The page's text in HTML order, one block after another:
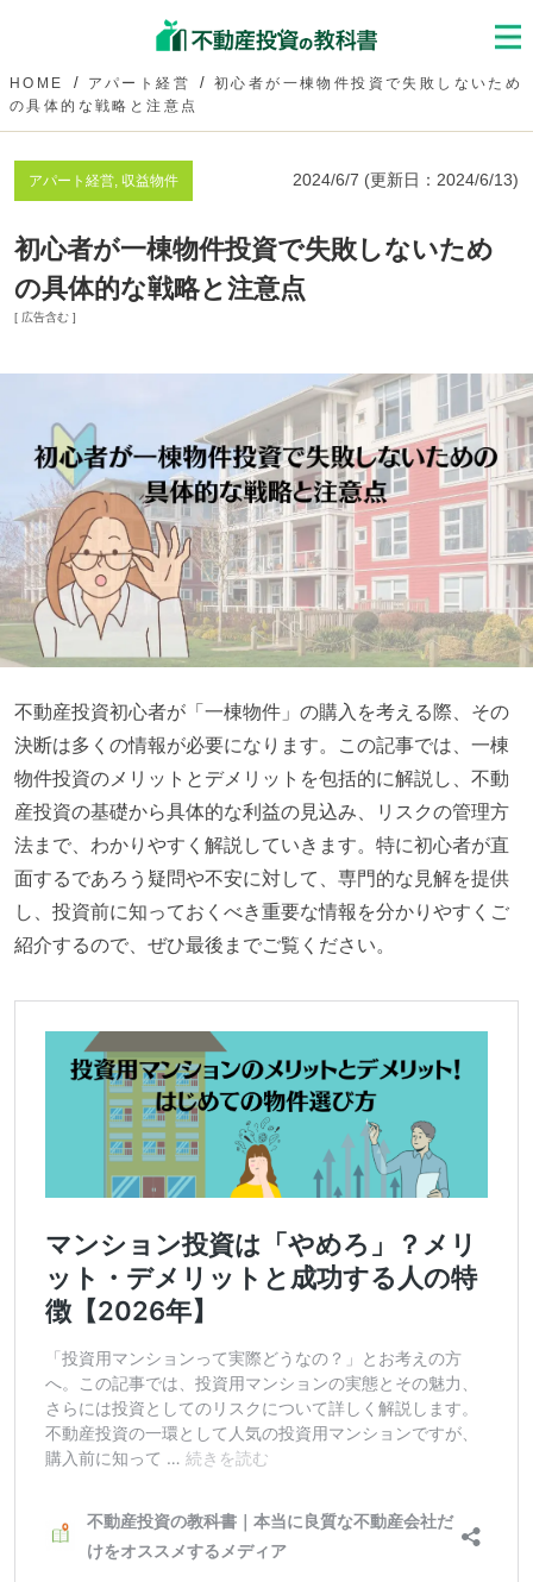
HOME アパート経営
初心者が一棟物件投資で失敗しないため
の具体的な戦略と注意点
アパート経営, 収益物件 2024/6/7 (更新日： 2024/6/13)
初心者が一棟物件投資で失敗しないため
の具体的な戦略と注意点
[ 広告含む ]
不動産投資初心者が「一棟物件」の購入を考える際、その
決断は多くの情報が必要になります。この記事では、一棟
物件投資のメリットとデメリットを包括的に解説し、不動
産投資の基礎から具体的な利益の見込み、リスクの管理方
法まで、わかりやすく解説していきます。特に初心者が直
面するであろう疑問や不安に対して、専門的な見解を提供
し、投資前に知っておくべき重要な情報を分かりやすくご
紹介するので、ぜひ最後までご覧ください。